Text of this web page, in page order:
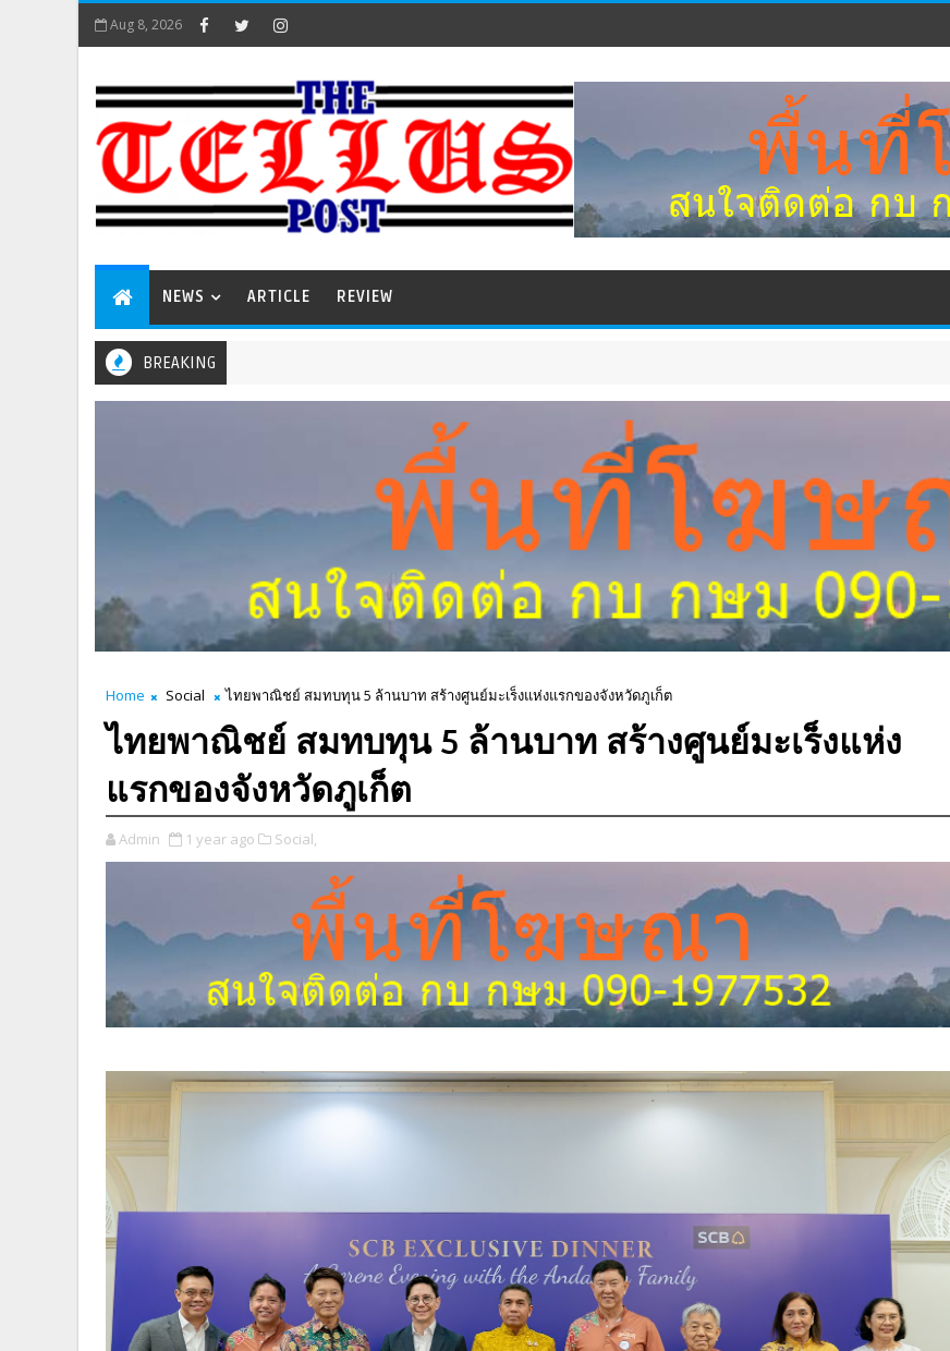
Aug 8, 2026
NEWS ARTICLE REVIEW
BREAKING
Home Social ไทยพาณิชย์ สมทบทุน 5 ล้านบาท สร้างศูนย์มะเร็งแห่งแรกของจังหวัดภูเก็ต
ไทยพาณิชย์ สมทบทุน 5 ล้านบาท สร้างศูนย์มะเร็งแห่ง
แรกของจังหวัดภูเก็ต
Admin 1 year ago Social,